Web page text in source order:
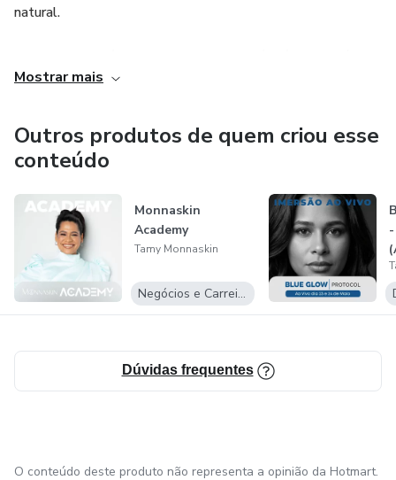
natural.
pelo Full Body 360, um protocolo corporal inovador que
tratamento de inflamações e dores, por meio de
abordagens alternativas e não invasivas, cuidando do corpo
de forma completa e funcional.
Mostrar mais
Outros produtos de quem criou esse
conteúdo
Monnaskin
Academy
Tamy Monnaskin
Negócios e Carreira
Dúvidas frequentes
O conteúdo deste produto não representa a opinião da Hotmart.